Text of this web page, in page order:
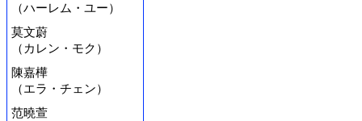
（ハーレム・ユー）
莫文蔚
（カレン・モク）
陳嘉樺
（エラ・チェン）
范曉萱